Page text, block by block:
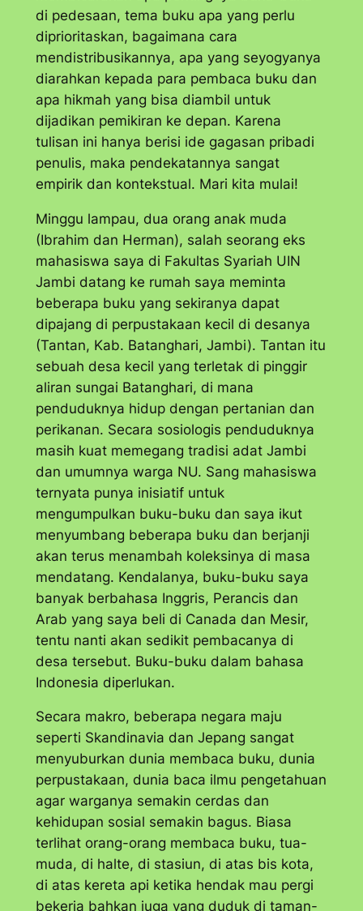
di pedesaan, tema buku apa yang perlu
diprioritaskan, bagaimana cara
mendistribusikannya, apa yang seyogyanya
diarahkan kepada para pembaca buku dan
apa hikmah yang bisa diambil untuk
dijadikan pemikiran ke depan. Karena
tulisan ini hanya berisi ide gagasan pribadi
penulis, maka pendekatannya sangat
empirik dan kontekstual. Mari kita mulai!
Minggu lampau, dua orang anak muda
(Ibrahim dan Herman), salah seorang eks
mahasiswa saya di Fakultas Syariah UIN
Jambi datang ke rumah saya meminta
beberapa buku yang sekiranya dapat
dipajang di perpustakaan kecil di desanya
(Tantan, Kab. Batanghari, Jambi). Tantan itu
sebuah desa kecil yang terletak di pinggir
aliran sungai Batanghari, di mana
penduduknya hidup dengan pertanian dan
perikanan. Secara sosiologis penduduknya
masih kuat memegang tradisi adat Jambi
dan umumnya warga NU. Sang mahasiswa
ternyata punya inisiatif untuk
mengumpulkan buku-buku dan saya ikut
menyumbang beberapa buku dan berjanji
akan terus menambah koleksinya di masa
mendatang. Kendalanya, buku-buku saya
banyak berbahasa Inggris, Perancis dan
Arab yang saya beli di Canada dan Mesir,
tentu nanti akan sedikit pembacanya di
desa tersebut. Buku-buku dalam bahasa
Indonesia diperlukan.
Secara makro, beberapa negara maju
seperti Skandinavia dan Jepang sangat
menyuburkan dunia membaca buku, dunia
perpustakaan, dunia baca ilmu pengetahuan
agar warganya semakin cerdas dan
kehidupan sosial semakin bagus. Biasa
terlihat orang-orang membaca buku, tua-
muda, di halte, di stasiun, di atas bis kota,
di atas kereta api ketika hendak mau pergi
bekerja bahkan juga yang duduk di taman-